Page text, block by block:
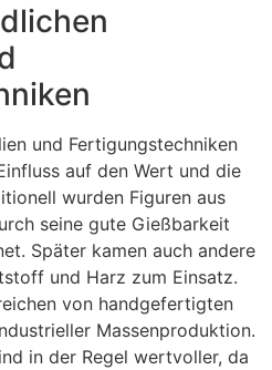
und Fertigungstechniken
auf den Wert und die
wurden Figuren aus
seine gute Gießbarkeit
Später kamen auch andere
und Harz zum Einsatz.
von handgefertigten
Massenproduktion.
in der Regel wertvoller, da